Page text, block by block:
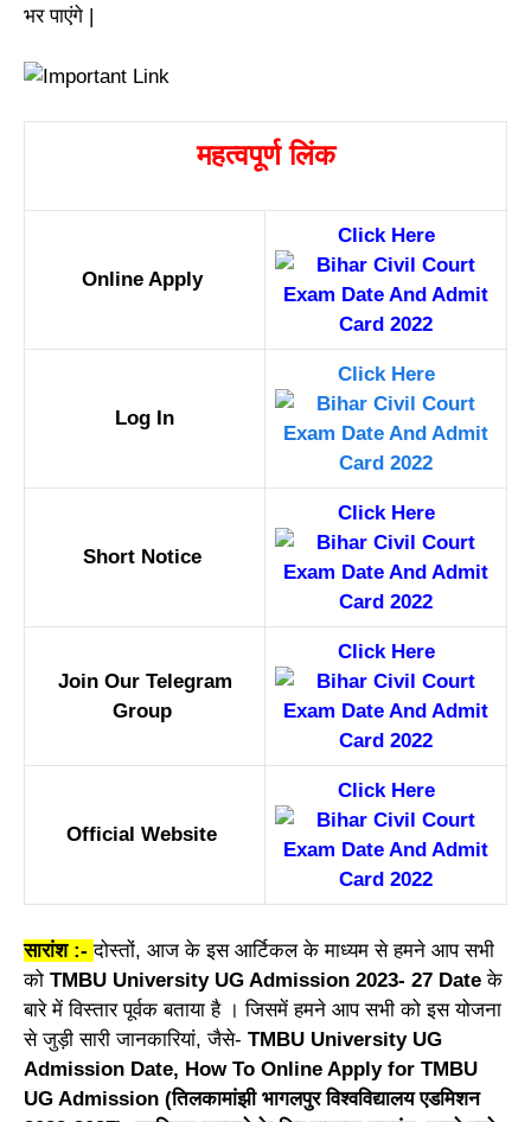
भर पाएंगे |
महत्वपूर्ण लिंक
Online Apply
Click Here
Log In
Click Here
Short Notice
Click Here
Join Our Telegram
Group
Click Here
Official Website
Click Here
सारांश :-दोस्तों, आज के इस आर्टिकल के माध्यम से हमने आप सभी
को TMBU University UG Admission 2023- 27 Dateके
बारे में विस्तार पूर्वक बताया है । जिसमें हमने आप सभी को इस योजना
से जुड़ी सारी जानकारियां, जैसे- TMBU University UG
Admission Date, How To Online Apply for TMBU
UG Admission (तिलकामांझी भागलपुर विश्वविद्यालय एडमिशन